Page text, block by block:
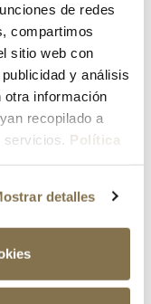
de redes
compartimos
sitio web con
y análisis
otra información
recopilado a
Política
detalles